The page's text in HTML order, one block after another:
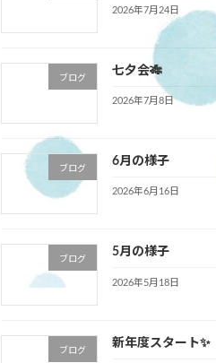
2026年7月24日
ブログ
七夕会🎋
2026年7月8日
ブログ
6月の様子
2026年6月16日
ブログ
5月の様子
2026年5月18日
ブログ
新年度スタート✨